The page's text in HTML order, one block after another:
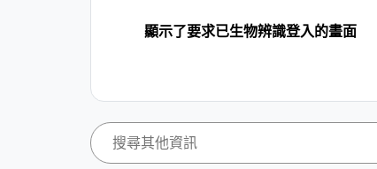
顯示了要求已生物辨識登入的畫面